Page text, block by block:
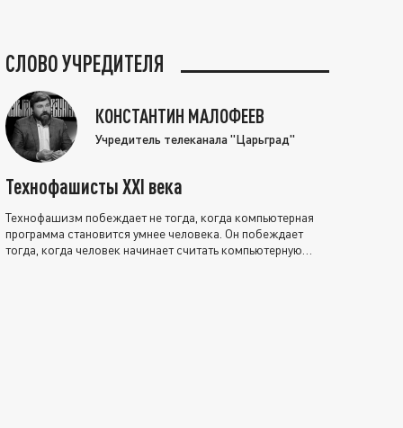
СЛОВО УЧРЕДИТЕЛЯ
КОНСТАНТИН МАЛОФЕЕВ
Учредитель телеканала "Царьград"
Технофашисты XXI века
Технофашизм побеждает не тогда, когда компьютерная
программа становится умнее человека. Он побеждает
тогда, когда человек начинает считать компьютерную